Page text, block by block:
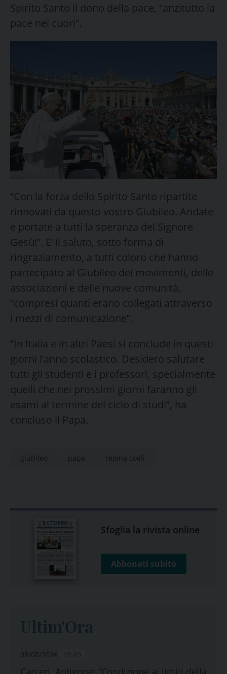
Spirito Santo il dono della pace, “anzitutto la
pace nei cuori”.
“Con la forza dello Spirito Santo ripartite
rinnovati da questo vostro Giubileo. Andate
e portate a tutti la speranza del Signore
Gesù!”. E’ il saluto, sotto forma di
ringraziamento, a tutti coloro che hanno
partecipato al Giubileo dei movimenti, delle
associazioni e delle nuove comunità,
“compresi quanti erano collegati attraverso
i mezzi di comunicazione”.
“In Italia e in altri Paesi si conclude in questi
giorni l’anno scolastico. Desidero salutare
tutti gli studenti e i professori, specialmente
quelli che nei prossimi giorni faranno gli
esami al termine del ciclo di studi”, ha
concluso il Papa.
giubileo papa regina coeli
Sfoglia la rivista online
Abbonati subito
05/08/2026